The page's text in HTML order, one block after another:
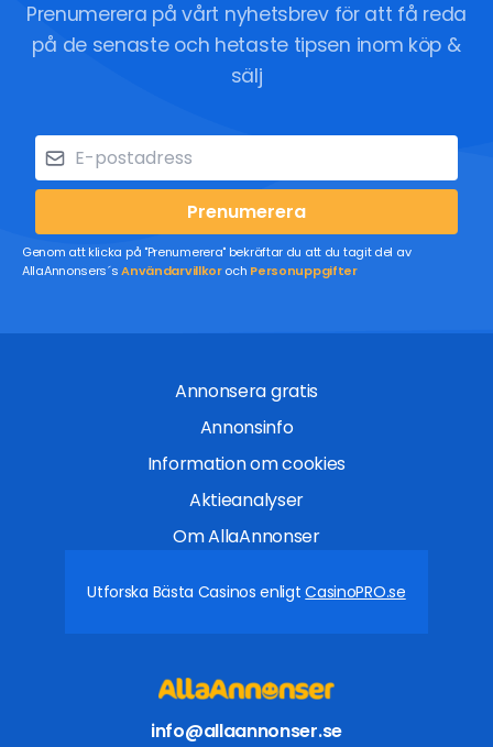
Prenumerera på vårt nyhetsbrev för att få reda
på de senaste och hetaste tipsen inom köp &
sälj
Prenumerera
Genom att klicka på "Prenumerera" bekräftar du att du tagit del av
AllaAnnonsers´sAnvändarvillkoroch Personuppgifter
Annonsera gratis
Annonsinfo
Information om cookies
Aktieanalyser
Om AllaAnnonser
Utforska Bästa Casinos enligtCasinoPRO.se
info@allaannonser.se